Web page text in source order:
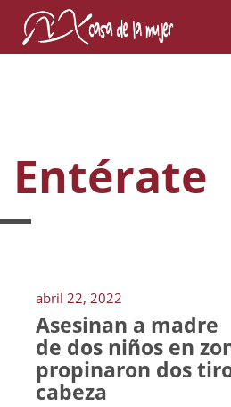
Entérate
abril 22, 2022
Asesinan a madre
de dos niños en
propinaron dos
cabeza